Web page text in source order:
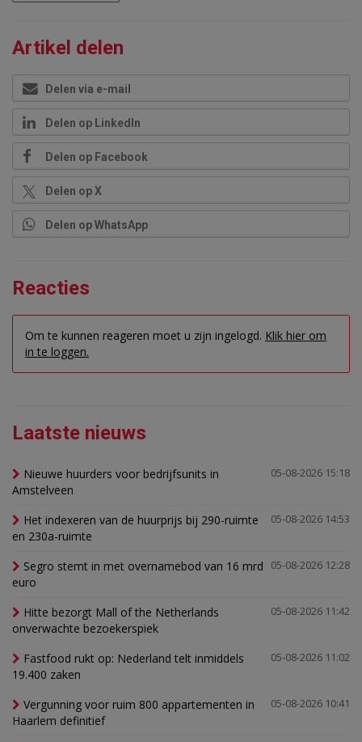
Artikel delen
Delen via e-mail
Delen op LinkedIn
Delen op Facebook
Delen op X
Delen op WhatsApp
Reacties
Om te kunnen reageren moet u zijn ingelogd. Klik hier om
in te loggen.
Laatste nieuws
05-08-2026 15:18
Nieuwe huurders voor bedrijfsunits in
Amstelveen
05-08-2026 14:53
Het indexeren van de huurprijs bij 290-ruimte
en 230a-ruimte
05-08-2026 12:28
Segro stemt in met overnamebod van 16 mrd
euro
05-08-2026 11:42
Hitte bezorgt Mall of the Netherlands
onverwachte bezoekerspiek
05-08-2026 11:02
Fastfood rukt op: Nederland telt inmiddels
19.400 zaken
05-08-2026 10:41
Vergunning voor ruim 800 appartementen in
Haarlem definitief